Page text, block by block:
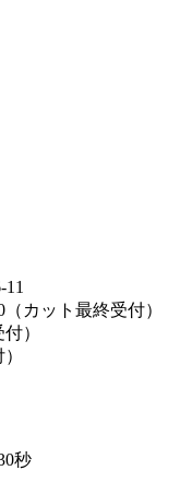
カット最終受付）
）
秒